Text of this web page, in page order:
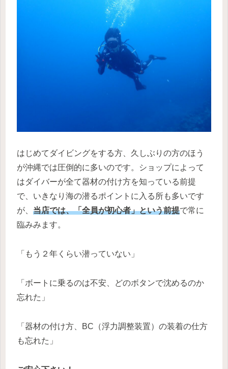
はじめてダイビングをする方、久しぶりの方のほう
が沖縄では圧倒的に多いのです。ショップによって
はダイバーが全て器材の付け方を知っている前提
で、いきなり海の潜るポイントに入る所も多いです
が、 当店では、「全員が初心者」という前提で常に
臨みみます。
「もう２年くらい潜っていない」
「ボートに乗るのは不安、どのボタンで沈めるのか
忘れた」
「器材の付け方、BC（浮力調整装置）の装着の仕方
も忘れた」